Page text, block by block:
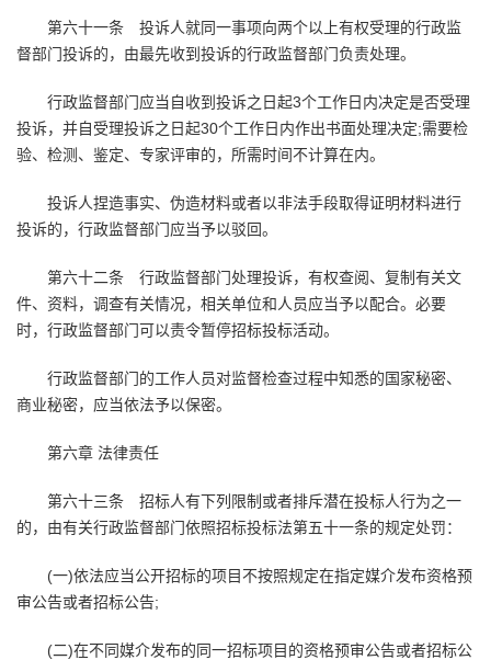
第六十一条 投诉人就同一事项向两个以上有权受理的行政监
督部门投诉的，由最先收到投诉的行政监督部门负责处理。
行政监督部门应当自收到投诉之日起3个工作日内决定是否受理
投诉，并自受理投诉之日起30个工作日内作出书面处理决定;需要检
验、检测、鉴定、专家评审的，所需时间不计算在内。
投诉人捏造事实、伪造材料或者以非法手段取得证明材料进行
投诉的，行政监督部门应当予以驳回。
第六十二条 行政监督部门处理投诉，有权查阅、复制有关文
件、资料，调查有关情况，相关单位和人员应当予以配合。必要
时，行政监督部门可以责令暂停招标投标活动。
行政监督部门的工作人员对监督检查过程中知悉的国家秘密、
商业秘密，应当依法予以保密。
第六章 法律责任
第六十三条 招标人有下列限制或者排斥潜在投标人行为之一
的，由有关行政监督部门依照招标投标法第五十一条的规定处罚：
(一)依法应当公开招标的项目不按照规定在指定媒介发布资格预
审公告或者招标公告;
(二)在不同媒介发布的同一招标项目的资格预审公告或者招标公